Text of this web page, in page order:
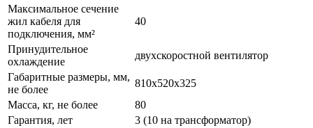
Максимальное сечение
жил кабеля для
подключения, мм²
40
Принудительное
охлаждение
двухскоростной вентилятор
Габаритные размеры, мм,
не более
810х520х325
Масса, кг, не более
80
Гарантия, лет
3 (10 на трансформатор)